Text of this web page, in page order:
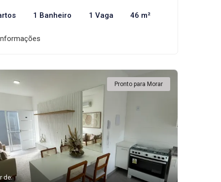
1 Banheiro 1 Vaga 46 m²
Pronto para Morar
de: